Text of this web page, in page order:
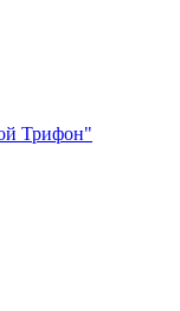
Трифон"